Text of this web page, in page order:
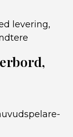
levering,